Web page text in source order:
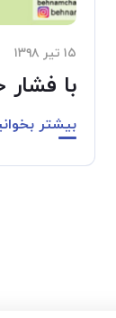
۱۵ تیر ۱۳۹۸
با فشار
بیشتر